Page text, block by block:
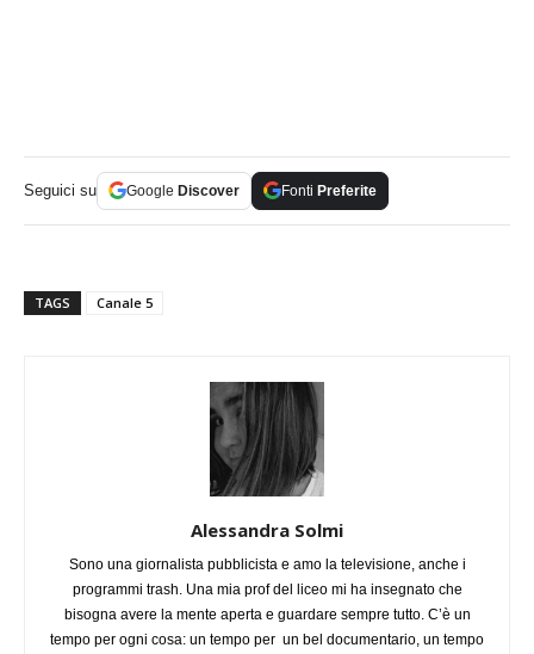
Seguici su Google Discover Fonti Preferite
TAGS Canale 5
Alessandra Solmi
Sono una giornalista pubblicista e amo la televisione, anche i
programmi trash. Una mia prof del liceo mi ha insegnato che
bisogna avere la mente aperta e guardare sempre tutto. C’è un
tempo per ogni cosa: un tempo per un bel documentario, un tempo